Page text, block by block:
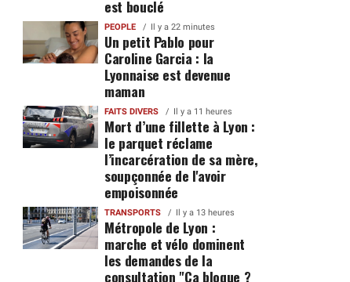
est bouclé
PEOPLE Il y a 22 minutes
Un petit Pablo pour
Caroline Garcia : la
Lyonnaise est devenue
maman
FAITS DIVERS Il y a 11 heures
Mort d’une fillette à Lyon :
le parquet réclame
l’incarcération de sa mère,
soupçonnée de l'avoir
empoisonnée
TRANSPORTS Il y a 13 heures
Métropole de Lyon :
marche et vélo dominent
les demandes de la
consultation "Ça bloque ?